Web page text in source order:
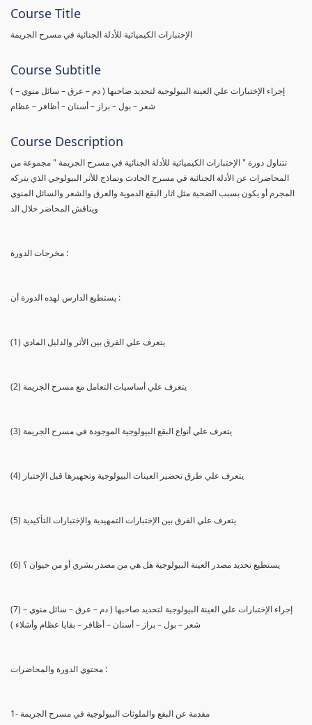
Course Title
الإختبارات الكيميائية للأدلة الجنائية في مسرح الجريمة
Course Subtitle
( إجراء الإختبارات علي العينة البيولوجية لتحديد صاحبها ( دم – عرق – سائل منوي –
شعر – بول – براز – أسنان – أظافر – عظام
Course Description
تتناول دورة " الإختبارات الكيميائية للأدلة الجنائية في مسرح الجريمة " مجموعة من
المحاضرات عن الأدلة الجنائية في مسرح الحادث ونماذج للأثر البيولوجي الذي يتركه
المجرم أو يكون بسبب الضحية مثل اثار البقع الدموية والعرق والشعر والسائل المنوي
ويناقش المحاضر خلال الد
مخرجات الدورة :
يستطيع الدارس لهذه الدورة أن :
(1) يتعرف علي الفرق بين الأثر والدليل المادي
(2) يتعرف علي أساسيات التعامل مع مسرح الجريمة
(3) يتعرف علي أنواع البقع البيولوجية الموجودة في مسرح الجريمة
(4) يتعرف علي طرق تحضير العينات البيولوجية وتجهيزها قبل الإختبار
(5) يتعرف علي الفرق بين الإختبارات التمهيدية والإختبارات التأكيدية
(6) يستطيع تحديد مصدر العينة البيولوجية هل هي من مصدر بشري أو من حيوان ؟
(7) إجراء الإختبارات علي العينة البيولوجية لتحديد صاحبها ( دم – عرق – سائل منوي –
شعر – بول – براز – أسنان – أظافر – بقايا عظام وأشلاء )
محتوي الدورة والمحاضرات :
1- مقدمة عن البقع والملوثات البيولوجية في مسرح الجريمة